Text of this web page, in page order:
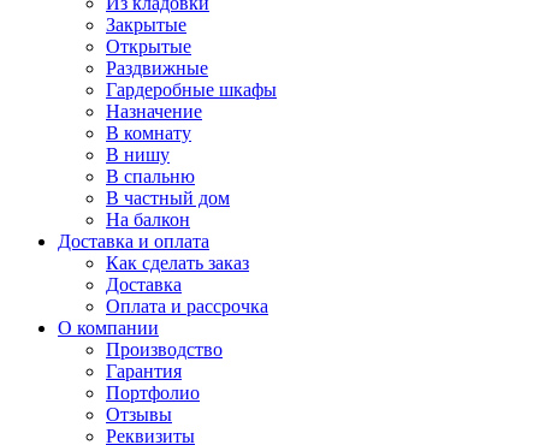
Закрытые
Открытые
Раздвижные
Гардеробные шкафы
Назначение
В комнату
В нишу
В спальню
В частный дом
На балкон
Доставка и оплата
Как сделать заказ
Доставка
Оплата и рассрочка
О компании
Производство
Гарантия
Портфолио
Отзывы
Реквизиты